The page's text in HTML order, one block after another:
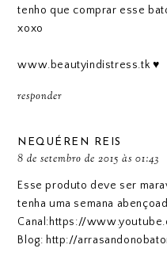
tenho que comprar esse
xoxo
www.beautyindistress.tk ♥
responder
NEQUÉREN REIS
8 de setembro de 2015 às 01:43
Esse produto deve ser
tenha uma semana
Canal:https://
Blog: http://